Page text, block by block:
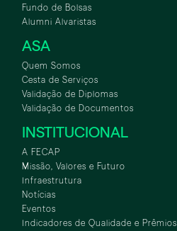
Fundo de Bolsas
Alumni Alvaristas
ASA
Quem Somos
Cesta de Serviços
Validação de Diplomas
Validação de Documentos
INSTITUCIONAL
A FECAP
Missão, Valores e Futuro
Infraestrutura
Notícias
Eventos
Indicadores de Qualidade e Prêmios